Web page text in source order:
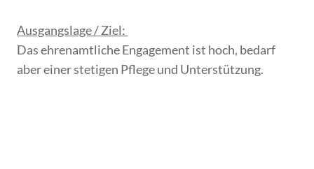
Ausgangslage / Ziel:
Das ehrenamtliche Engagement ist hoch, bedarf
aber einer stetigen Pflege und Unterstützung.